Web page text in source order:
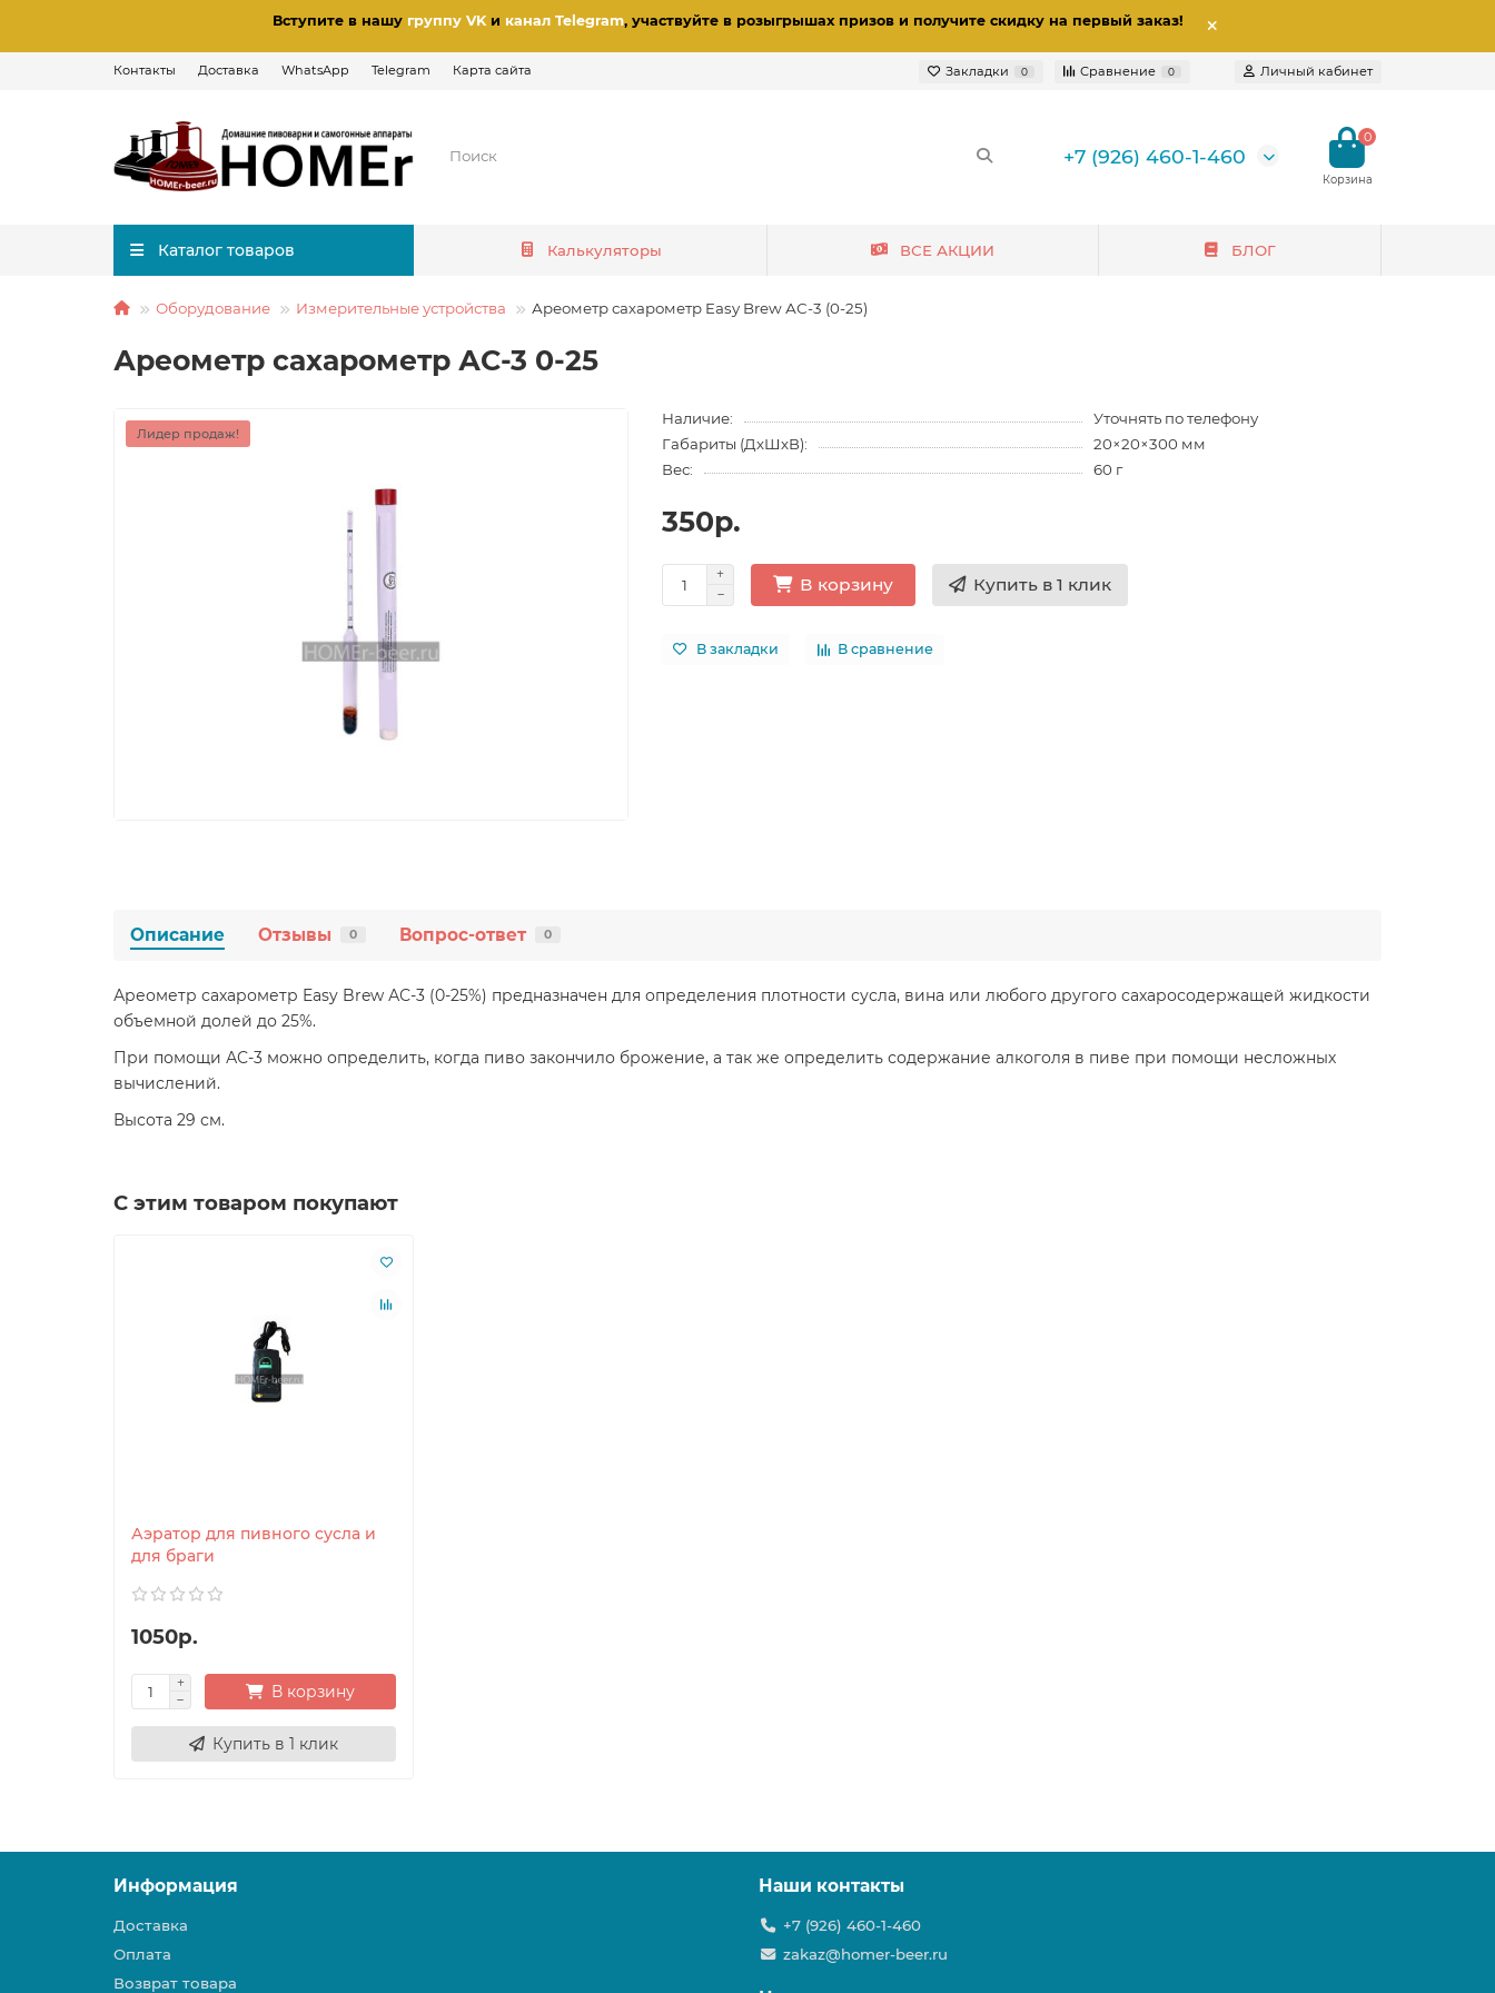
Вступите в нашу группу VKи канал Telegram, участвуйте в розыгрышах призов и получите скидку на первый заказ!
Контакты Доставка WhatsApp Telegram Карта сайта Закладки 0 Сравнение 0 Личный кабинет
+7 (926) 460-1-460
0
Каталог товаров Калькуляторы ВСЕ АКЦИИ БЛОГ
Оборудование Измерительные устройства Ареометр сахарометр Easy Brew АС-3 (0-25)
Ареометр сахарометр АС-3 0-25
Лидер продаж!
Наличие:
Уточнять по телефону
Габариты (ДхШхВ):
20×20×300 мм
Вес:
60 г
350р.
В корзину Купить в 1 клик
В закладки В сравнение
Описание Отзывы 0 Вопрос-ответ 0
Ареометр сахарометр Easy Brew АС-3 (0-25%) предназначен для определения плотности сусла, вина или любого другого сахаросодержащей жидкости
объемной долей до 25%.
При помощи АС-3 можно определить, когда пиво закончило брожение, а так же определить содержание алкоголя в пиве при помощи несложных
вычислений.
Высота 29 см.
С этим товаром покупают
Аэратор для пивного сусла и
для браги
1050р.
В корзину
Купить в 1 клик
Информация
Доставка
Оплата
Возврат товара
Наши контакты
+7 (926) 460-1-460
zakaz@homer-beer.ru